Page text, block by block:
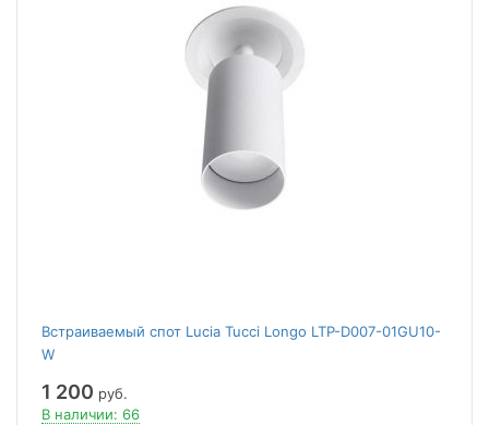
Встраиваемый спот Lucia Tucci Longo LTP-D007-01GU10-
W
1 200 руб.
В наличии: 66